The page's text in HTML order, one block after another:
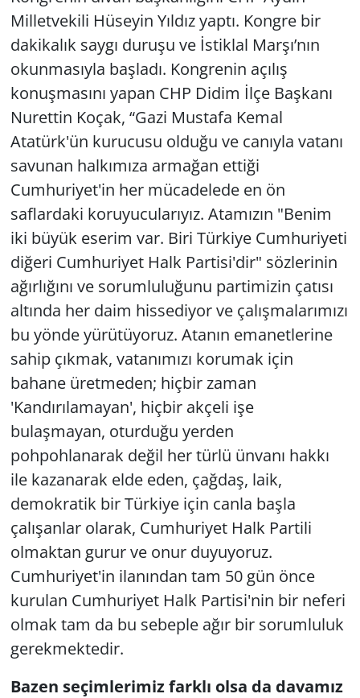
Milletvekili Hüseyin Yıldız yaptı. Kongre bir
dakikalık saygı duruşu ve İstiklal Marşı’nın
okunmasıyla başladı. Kongrenin açılış
konuşmasını yapan CHP Didim İlçe Başkanı
Nurettin Koçak, “Gazi Mustafa Kemal
Atatürk'ün kurucusu olduğu ve canıyla vatanı
savunan halkımıza armağan ettiği
Cumhuriyet'in her mücadelede en ön
saflardaki koruyucularıyız. Atamızın "Benim
iki büyük eserim var. Biri Türkiye Cumhuriyeti
diğeri Cumhuriyet Halk Partisi'dir" sözlerinin
ağırlığını ve sorumluluğunu partimizin çatısı
altında her daim hissediyor ve çalışmalarımızı
bu yönde yürütüyoruz. Atanın emanetlerine
sahip çıkmak, vatanımızı korumak için
bahane üretmeden; hiçbir zaman
'Kandırılamayan', hiçbir akçeli işe
bulaşmayan, oturduğu yerden
pohpohlanarak değil her türlü ünvanı hakkı
ile kazanarak elde eden, çağdaş, laik,
demokratik bir Türkiye için canla başla
çalışanlar olarak, Cumhuriyet Halk Partili
olmaktan gurur ve onur duyuyoruz.
Cumhuriyet'in ilanından tam 50 gün önce
kurulan Cumhuriyet Halk Partisi'nin bir neferi
olmak tam da bu sebeple ağır bir sorumluluk
gerekmektedir.
Bazen seçimlerimiz farklı olsa da davamız